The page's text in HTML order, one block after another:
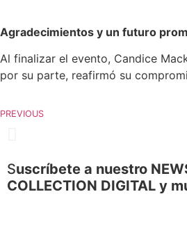
Agradecimientos y un futuro
Al finalizar el evento, Candice
por su parte, reafirmó su
PREVIOUS
Suscríbete a nuestro
COLLECTION DIGITAL y